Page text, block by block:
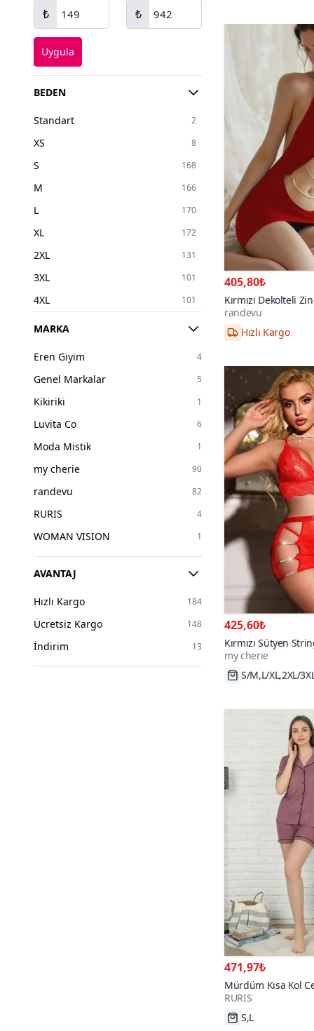
₺ ₺
Uygula
BEDEN
Standart 2
XS 8
S 168
M 166
L 170
XL 172
2XL 131
3XL 101
4XL 101
36
90
MARKA
Eren Giyim 4
Genel Markalar 5
Kikiriki 1
Luvita Co 6
Moda Mistik 1
my cherie 90
randevu 82
RURIS 4
WOMAN VISION 1
AVANTAJ
Hızlı Kargo 184
Ücretsiz Kargo 148
İndirim 13
405,80₺
Kırmızı Dekolteli
Babydoll
randevu
425,60₺
Kırmızı Sütyen
Detaylı Takım
my cherie
Hızlı Kargo
471,97₺
Mürdüm Kısa Kol
Viskon Pijama Takım
RURIS
S,L